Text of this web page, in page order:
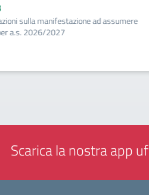
sulla manifestazione ad assumere
a.s. 2026/2027
Scarica la nostra app